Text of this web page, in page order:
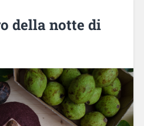
della notte di